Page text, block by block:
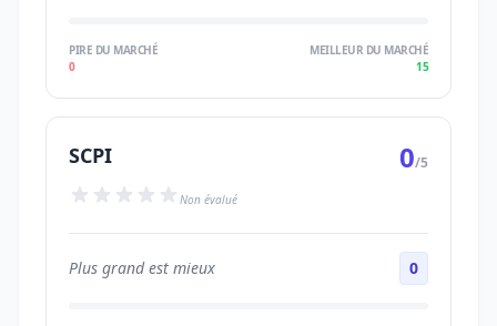
PIRE DU MARCHÉ
0
MEILLEUR DU MARCHÉ
15
SCPI 0/5
Non évalué
Plus grand est mieux 0